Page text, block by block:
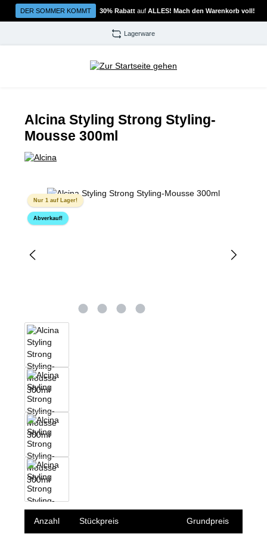
Zum Hauptinhalt springen
DER SOMMER KOMMT 30% Rabatt auf ALLES! Mach den Warenkorb voll!
Lagerware
Alcina Styling Strong Styling-
Mousse 300ml
Bildergalerie überspringen
Nur 1 auf Lager!
Abverkauf!
Anzahl Stückpreis Grundpreis